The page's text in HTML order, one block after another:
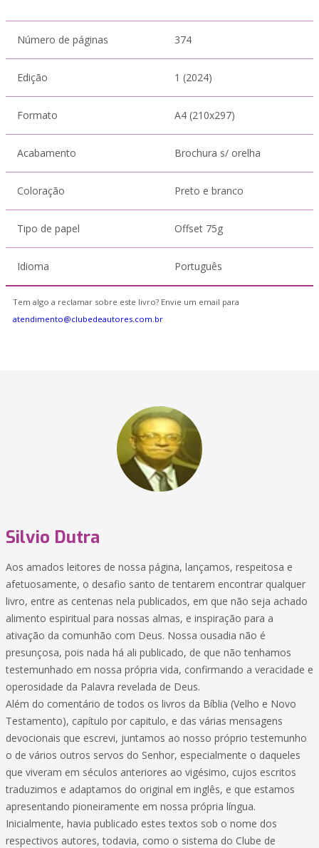
Número de páginas 374
Edição 1 (2024)
Formato A4 (210x297)
Acabamento Brochura s/ orelha
Coloração Preto e branco
Tipo de papel Offset 75g
Idioma Português
Tem algo a reclamar sobre este livro? Envie um email para
atendimento@clubedeautores.com.br
Silvio Dutra
Aos amados leitores de nossa página, lançamos, respeitosa e
afetuosamente, o desafio santo de tentarem encontrar qualquer
livro, entre as centenas nela publicados, em que não seja achado
alimento espiritual para nossas almas, e inspiração para a
ativação da comunhão com Deus. Nossa ousadia não é
presunçosa, pois nada há ali publicado, de que não tenhamos
testemunhado em nossa própria vida, confirmando a veracidade e
operosidade da Palavra revelada de Deus.
Além do comentário de todos os livros da Bíblia (Velho e Novo
Testamento), capítulo por capitulo, e das várias mensagens
devocionais que escrevi, juntamos ao nosso próprio testemunho
o de vários outros servos do Senhor, especialmente o daqueles
que viveram em séculos anteriores ao vigésimo, cujos escritos
traduzimos e adaptamos do original em inglês, e que estamos
apresentando pioneiramente em nossa própria língua.
Inicialmente, havia publicado estes textos sob o nome dos
respectivos autores, todavia, como o sistema do Clube de